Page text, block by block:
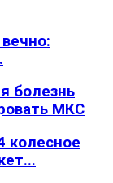
болезнь
МКС
колесное